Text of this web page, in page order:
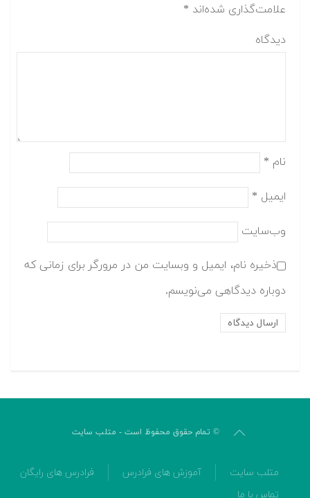
علامت‌گذاری شده‌اند *
دیدگاه
نام *
ایمیل *
وب‌سایت
ذخیره نام، ایمیل و وبسایت من در مرورگر برای زمانی که
دوباره دیدگاهی می‌نویسم.
© تمام حقوق محفوظ است - متلب سایت
متلب سایت آموزش های فرادرس
فرادرس های رایگان
تماس با ما